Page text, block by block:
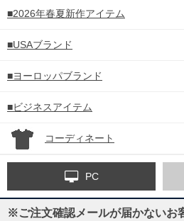
■2026年春夏新作アイテム
■USAブランド
■ヨーロッパブランド
■ビジネスアイテム
コーディネート
PC
※ご注文確認メールが届かないお